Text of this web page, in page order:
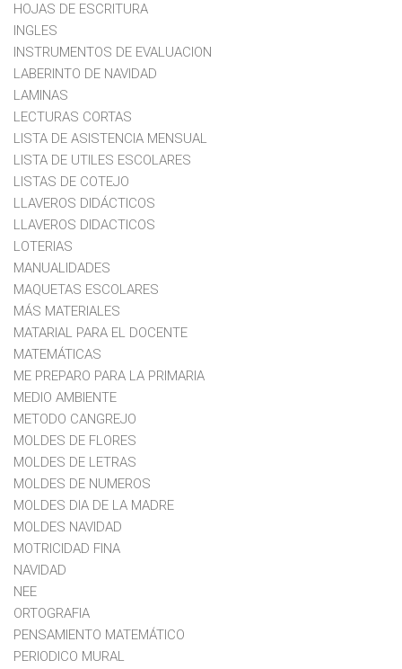
HOJAS DE ESCRITURA
INGLES
INSTRUMENTOS DE EVALUACION
LABERINTO DE NAVIDAD
LAMINAS
LECTURAS CORTAS
LISTA DE ASISTENCIA MENSUAL
LISTA DE UTILES ESCOLARES
LISTAS DE COTEJO
LLAVEROS DIDÁCTICOS
LLAVEROS DIDACTICOS
LOTERIAS
MANUALIDADES
MAQUETAS ESCOLARES
MÁS MATERIALES
MATARIAL PARA EL DOCENTE
MATEMÁTICAS
ME PREPARO PARA LA PRIMARIA
MEDIO AMBIENTE
METODO CANGREJO
MOLDES DE FLORES
MOLDES DE LETRAS
MOLDES DE NUMEROS
MOLDES DIA DE LA MADRE
MOLDES NAVIDAD
MOTRICIDAD FINA
NAVIDAD
NEE
ORTOGRAFIA
PENSAMIENTO MATEMÁTICO
PERIODICO MURAL